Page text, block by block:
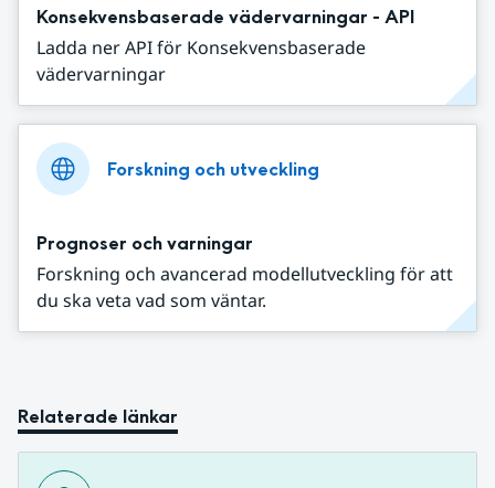
Konsekvensbaserade vädervarningar - API
Ladda ner API för Konsekvensbaserade
vädervarningar
Forskning och utveckling
Prognoser och varningar
Forskning och avancerad modellutveckling för att
du ska veta vad som väntar.
Relaterade länkar